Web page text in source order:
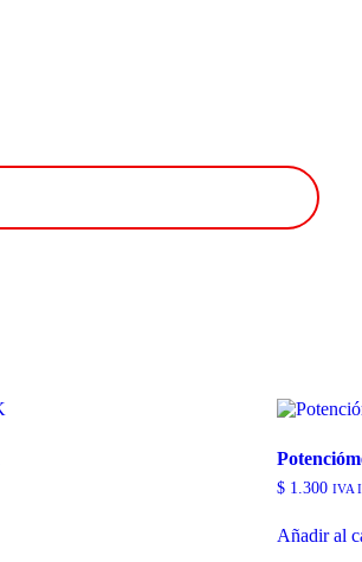
$1.300 IVA
Añadir al